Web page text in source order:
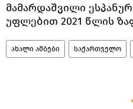
მამარდაშვილი
უფლებით 2021 წლის
ახალი ამბები საქართველო